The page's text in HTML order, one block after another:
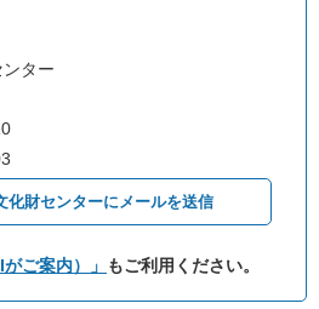
ター
化財センターにメールを送信
ご案内）」 もご利用ください。